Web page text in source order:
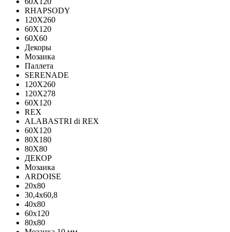
RHAPSODY
120X260
60X120
60X60
Декоры
Мозаика
Паллета
SERENADE
120X260
120Х278
60X120
REX
ALABASTRI di REX
60X120
80X180
80X80
ДЕКОР
Мозаика
ARDOISE
20х80
30,4х60,8
40х80
60х120
80х80